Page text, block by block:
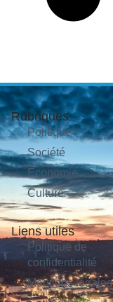
Rubriques
Politique
Société
Économie
Culture
Liens utiles
Politique de
confidentialité
Mentions légales